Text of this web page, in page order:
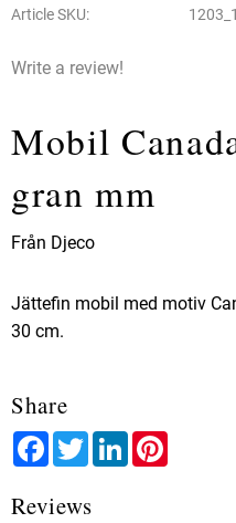
Article SKU
Write a review!
Mobil
gran mm
Från Djeco
Jättefin mobil med motiv
30 cm.
Share
FacebookTwitterLinkedIn
Reviews